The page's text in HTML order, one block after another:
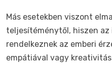
Más esetekben viszont
teljesítéménytől, hiszen az
rendelkeznek az emberi
empátiával vagy